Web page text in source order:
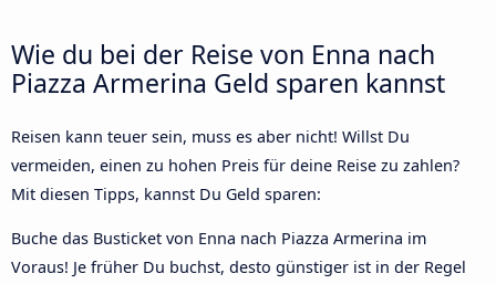
Wie du bei der Reise von Enna nach
Piazza Armerina Geld sparen kannst
Reisen kann teuer sein, muss es aber nicht! Willst Du
vermeiden, einen zu hohen Preis für deine Reise zu zahlen?
Mit diesen Tipps, kannst Du Geld sparen:
Buche das Busticket von Enna nach Piazza Armerina im
Voraus! Je früher Du buchst, desto günstiger ist in der Regel